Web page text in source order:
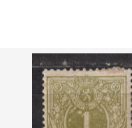
del venditore
Aggiorna